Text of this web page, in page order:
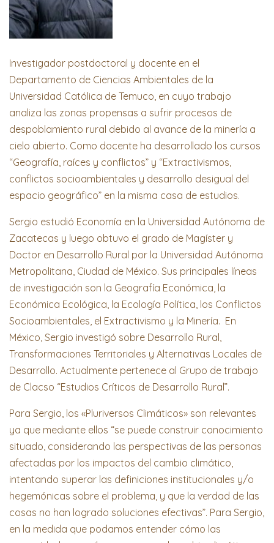
Investigador postdoctoral y docente en el
Departamento de Ciencias Ambientales de la
Universidad Católica de Temuco, en cuyo trabajo
analiza las zonas propensas a sufrir procesos de
despoblamiento rural debido al avance de la minería a
cielo abierto. Como docente ha desarrollado los cursos
“Geografía, raíces y conflictos” y “Extractivismos,
conflictos socioambientales y desarrollo desigual del
espacio geográfico” en la misma casa de estudios.
Sergio estudió Economía en la Universidad Autónoma de
Zacatecas y luego obtuvo el grado de Magíster y
Doctor en Desarrollo Rural por la Universidad Autónoma
Metropolitana, Ciudad de México. Sus principales líneas
de investigación son la Geografía Económica, la
Económica Ecológica, la Ecología Política, los Conflictos
Socioambientales, el Extractivismo y la Minería. En
México, Sergio investigó sobre Desarrollo Rural,
Transformaciones Territoriales y Alternativas Locales de
Desarrollo. Actualmente pertenece al Grupo de trabajo
de Clacso “Estudios Críticos de Desarrollo Rural”.
Para Sergio, los «Pluriversos Climáticos» son relevantes
ya que mediante ellos “se puede construir conocimiento
situado, considerando las perspectivas de las personas
afectadas por los impactos del cambio climático,
intentando superar las definiciones institucionales y/o
hegemónicas sobre el problema, y que la verdad de las
cosas no han logrado soluciones efectivas”. Para Sergio,
en la medida que podamos entender cómo las